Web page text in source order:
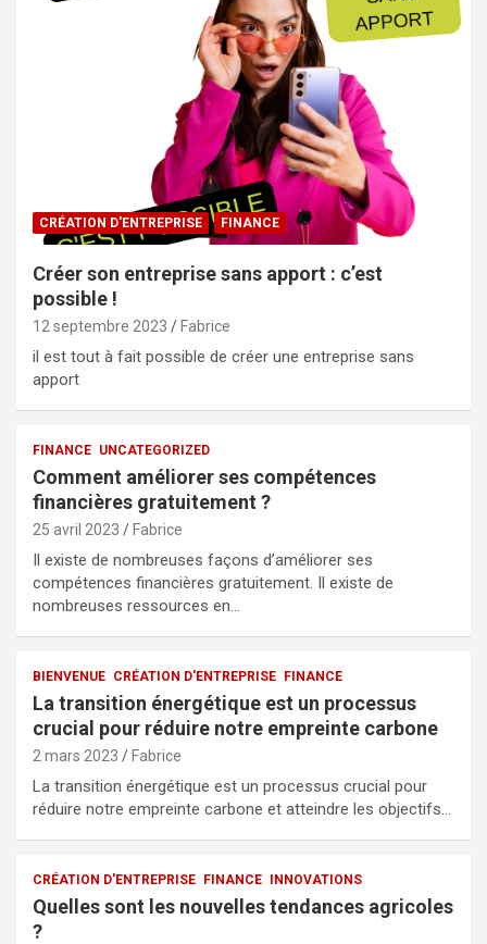
CRÉATION D'ENTREPRISE FINANCE
Créer son entreprise sans apport : c’est
possible !
12 septembre 2023 Fabrice
il est tout à fait possible de créer une entreprise sans
apport
FINANCE UNCATEGORIZED
Comment améliorer ses compétences
financières gratuitement ?
25 avril 2023 Fabrice
Il existe de nombreuses façons d’améliorer ses
compétences financières gratuitement. Il existe de
nombreuses ressources en…
BIENVENUE CRÉATION D'ENTREPRISE FINANCE
La transition énergétique est un processus
crucial pour réduire notre empreinte carbone
2 mars 2023 Fabrice
La transition énergétique est un processus crucial pour
réduire notre empreinte carbone et atteindre les objectifs…
CRÉATION D'ENTREPRISE FINANCE INNOVATIONS
Quelles sont les nouvelles tendances agricoles
?